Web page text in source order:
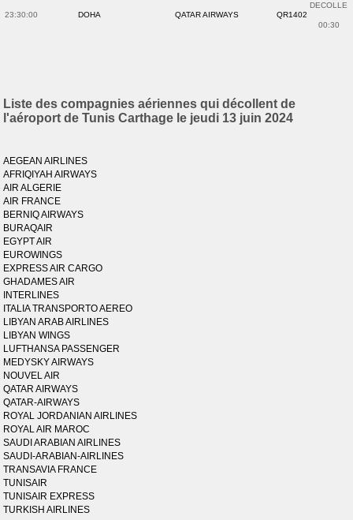
23:30:00 DOHA QATAR AIRWAYS QR1402
DECOLLE
00:30
Liste des compagnies aériennes qui décollent de
l'aéroport de Tunis Carthage le jeudi 13 juin 2024
AEGEAN AIRLINES
AFRIQIYAH AIRWAYS
AIR ALGERIE
AIR FRANCE
BERNIQ AIRWAYS
BURAQAIR
EGYPT AIR
EUROWINGS
EXPRESS AIR CARGO
GHADAMES AIR
INTERLINES
ITALIA TRANSPORTO AEREO
LIBYAN ARAB AIRLINES
LIBYAN WINGS
LUFTHANSA PASSENGER
MEDYSKY AIRWAYS
NOUVEL AIR
QATAR AIRWAYS
QATAR-AIRWAYS
ROYAL JORDANIAN AIRLINES
ROYAL AIR MAROC
SAUDI ARABIAN AIRLINES
SAUDI-ARABIAN-AIRLINES
TRANSAVIA FRANCE
TUNISAIR
TUNISAIR EXPRESS
TURKISH AIRLINES